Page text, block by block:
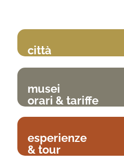
città
musei
orari & tariffe
esperienze
& tour